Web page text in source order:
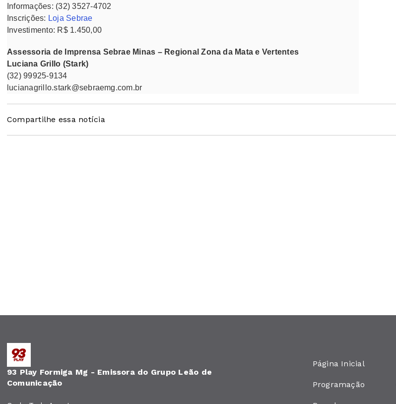
Informações: (32) 3527-4702
Inscrições: Loja Sebrae
Investimento: R$ 1.450,00
Assessoria de Imprensa Sebrae Minas – Regional Zona da Mata e Vertentes
Luciana Grillo (Stark)
(32) 99925-9134
lucianagrillo.stark@sebraemg.com.br
Compartilhe essa notícia
93 Play Formiga Mg - Emissora do Grupo Leão de
Comunicação
Página Inicial
Programação